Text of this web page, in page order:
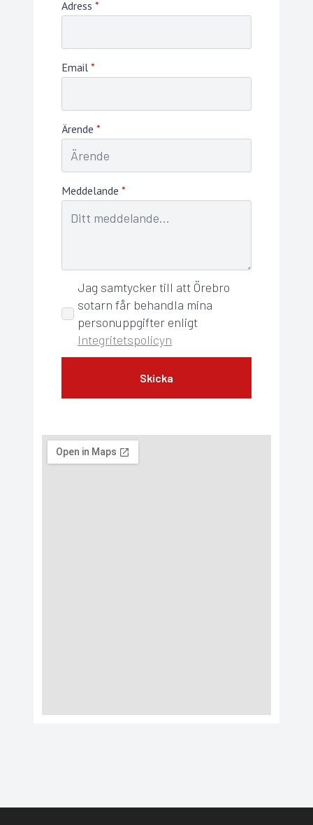
Adress *
Email *
Ärende *
Meddelande *
GDPR
*
Jag samtycker till att Örebro
sotarn får behandla mina
personuppgifter enligt
Integritetspolicyn
Skicka